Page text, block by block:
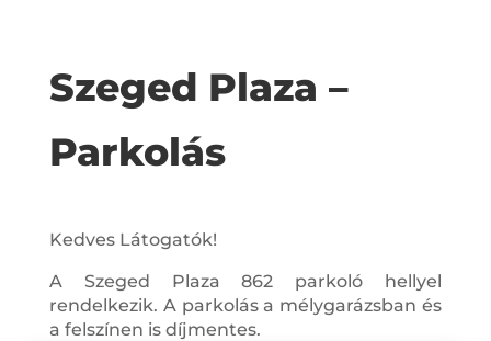
Szeged Plaza –
Parkolás
Kedves Látogatók!
A Szeged Plaza 862 parkoló hellyel
rendelkezik. A parkolás a mélygarázsban és
a felszínen is díjmentes.